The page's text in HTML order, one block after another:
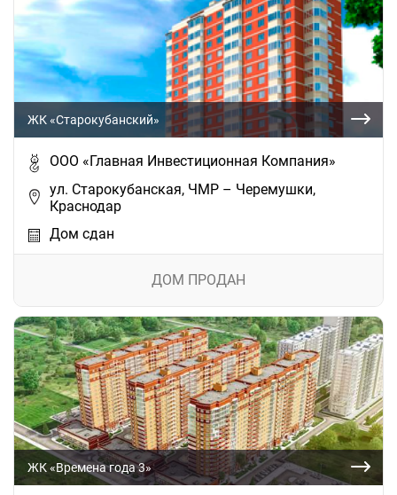
ЖК «Старокубанский»
ООО «Главная Инвестиционная Компания»
ул. Старокубанская, ЧМР – Черемушки,
Краснодар
Дом сдан
ДОМ ПРОДАН
ЖК «Времена года 3»